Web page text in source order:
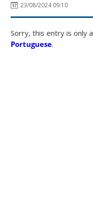
23/08/2024 09:10
Sorry, this entry is only
Portuguese.